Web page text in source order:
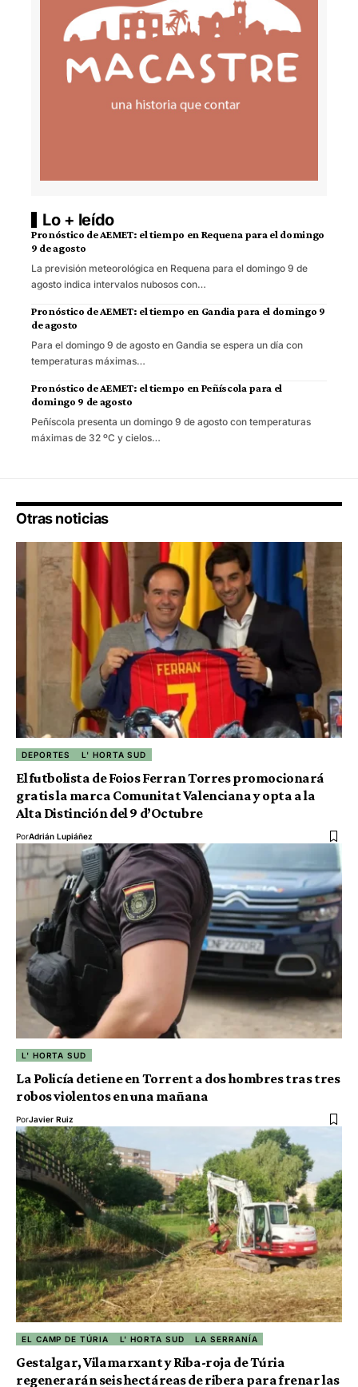
Lo + leído
Pronóstico de AEMET: el tiempo en Requena para el domingo
9 de agosto
La previsión meteorológica en Requena para el domingo 9 de
agosto indica intervalos nubosos con…
Pronóstico de AEMET: el tiempo en Gandia para el domingo 9
de agosto
Para el domingo 9 de agosto en Gandia se espera un día con
temperaturas máximas…
Pronóstico de AEMET: el tiempo en Peñíscola para el
domingo 9 de agosto
Peñíscola presenta un domingo 9 de agosto con temperaturas
máximas de 32 ºC y cielos…
Otras noticias
DEPORTES L' HORTA SUD
El futbolista de Foios Ferran Torres promocionará
gratis la marca Comunitat Valenciana y opta a la
Alta Distinción del 9 d’Octubre
PorAdrián Lupiáñez
L' HORTA SUD
La Policía detiene en Torrent a dos hombres tras tres
robos violentos en una mañana
PorJavier Ruiz
EL CAMP DE TÚRIA L' HORTA SUD LA SERRANÍA
Gestalgar, Vilamarxant y Riba-roja de Túria
regenerarán seis hectáreas de ribera para frenar las